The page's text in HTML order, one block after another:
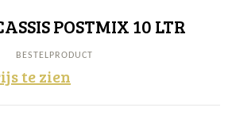
POSTMIX 10 LTR
BESTELPRODUCT
te zien